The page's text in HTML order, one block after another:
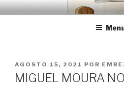
Saltar
paraEMRÉZIO
Casa Museu Interativa de Borba
PUBLICADO
EM
AGOSTO 15, 2021 POR
MIGUEL MOURA